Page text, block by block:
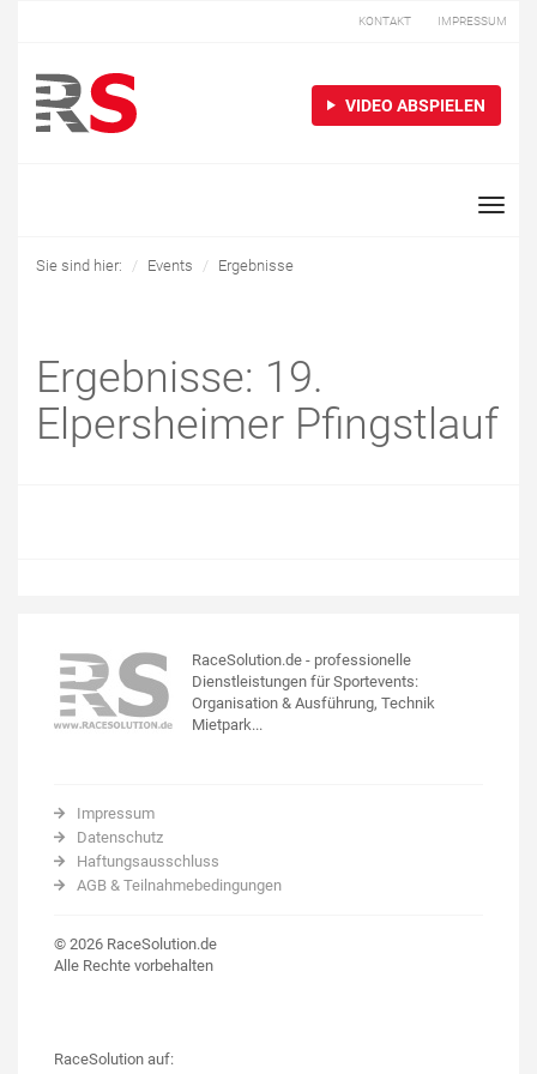
KONTAKT IMPRESSUM
VIDEO ABSPIELEN
Toggle
Sie sind hier: Events Ergebnisse
Ergebnisse: 19.
Elpersheimer Pfingstlauf
RaceSolution.de - professionelle
Dienstleistungen für Sportevents:
Organisation & Ausführung, Technik
Mietpark...
Impressum
Datenschutz
Haftungsausschluss
AGB & Teilnahmebedingungen
© 2026 RaceSolution.de
Alle Rechte vorbehalten
RaceSolution auf: